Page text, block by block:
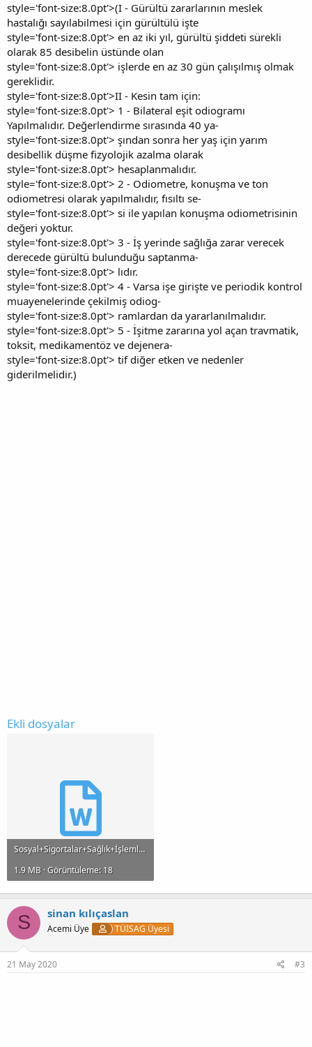
style='font-size:8.0pt'>(I - Gürültü zararlarının meslek
hastalığı sayılabilmesi için gürültülü işte
style='font-size:8.0pt'> en az iki yıl, gürültü şiddeti sürekli
olarak 85 desibelin üstünde olan
style='font-size:8.0pt'> işlerde en az 30 gün çalışılmış olmak
gereklidir.
style='font-size:8.0pt'>II - Kesin tam için:
style='font-size:8.0pt'> 1 - Bilateral eşit odiogramı
Yapılmalıdır. Değerlendirme sırasında 40 ya-
style='font-size:8.0pt'> şından sonra her yaş için yarım
desibellik düşme fizyolojik azalma olarak
style='font-size:8.0pt'> hesaplanmalıdır.
style='font-size:8.0pt'> 2 - Odiometre, konuşma ve ton
odiometresi olarak yapılmalıdır, fısıltı se-
style='font-size:8.0pt'> si ile yapılan konuşma odiometrisinin
değeri yoktur.
style='font-size:8.0pt'> 3 - İş yerinde sağlığa zarar verecek
derecede gürültü bulunduğu saptanma-
style='font-size:8.0pt'> lıdır.
style='font-size:8.0pt'> 4 - Varsa işe girişte ve periodik kontrol
muayenelerinde çekilmiş odiog-
style='font-size:8.0pt'> ramlardan da yararlanılmalıdır.
style='font-size:8.0pt'> 5 - İşitme zararına yol açan travmatik,
toksit, medikamentöz ve dejenera-
style='font-size:8.0pt'> tif diğer etken ve nedenler
giderilmelidir.)
Ekli dosyalar
Sosyal+Sigortalar+Sağlık+İşlemleri+Tüzüğü.doc
1.9 MB · Görüntüleme: 18
S sinan kılıçaslan
Acemi Üye TÜİSAG Üyesi
21 May 2020 #3